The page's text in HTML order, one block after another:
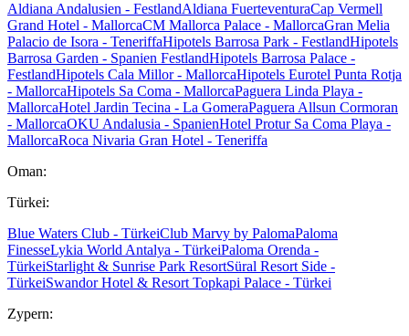
Aldiana Andalusien - FestlandAldiana FuerteventuraCap Vermell
Grand Hotel - MallorcaCM Mallorca Palace - MallorcaGran Melia
Palacio de Isora - TeneriffaHipotels Barrosa Park - FestlandHipotels
Barrosa Garden - Spanien FestlandHipotels Barrosa Palace -
FestlandHipotels Cala Millor - MallorcaHipotels Eurotel Punta Rotja
- MallorcaHipotels Sa Coma - MallorcaPaguera Linda Playa -
MallorcaHotel Jardin Tecina - La GomeraPaguera Allsun Cormoran
- MallorcaOKU Andalusia - SpanienHotel Protur Sa Coma Playa -
MallorcaRoca Nivaria Gran Hotel - Teneriffa
Oman:
Türkei:
Blue Waters Club - TürkeiClub Marvy by PalomaPaloma
FinesseLykia World Antalya - TürkeiPaloma Orenda -
TürkeiStarlight & Sunrise Park ResortSüral Resort Side -
TürkeiSwandor Hotel & Resort Topkapi Palace - Türkei
Zypern: